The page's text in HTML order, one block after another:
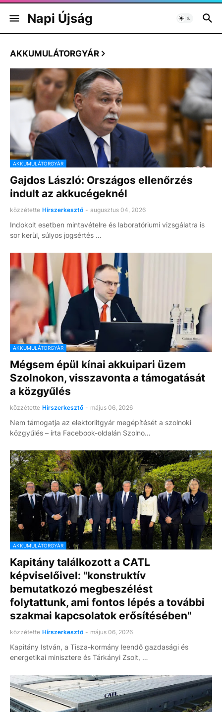
Napi Újság
AKKUMULÁTORGYÁR
AKKUMULÁTORGYÁR
Gajdos László: Országos ellenőrzés
indult az akkucégeknél
közzétette Hírszerkesztő - augusztus 04, 2026
Indokolt esetben mintavételre és laboratóriumi vizsgálatra is
sor kerül, súlyos jogsértés …
AKKUMULÁTORGYÁR
Mégsem épül kínai akkuipari üzem
Szolnokon, visszavonta a támogatását
a közgyűlés
közzétette Hírszerkesztő - május 06, 2026
Nem támogatja az elektorlitgyár megépítését a szolnoki
közgyűlés – írta Facebook-oldalán Szolno…
AKKUMULÁTORGYÁR
Kapitány találkozott a CATL
képviselőivel: "konstruktív
bemutatkozó megbeszélést
folytattunk, ami fontos lépés a további
szakmai kapcsolatok erősítésében"
közzétette Hírszerkesztő - május 06, 2026
Kapitány István, a Tisza-kormány leendő gazdasági és
energetikai minisztere és Tárkányi Zsolt, …